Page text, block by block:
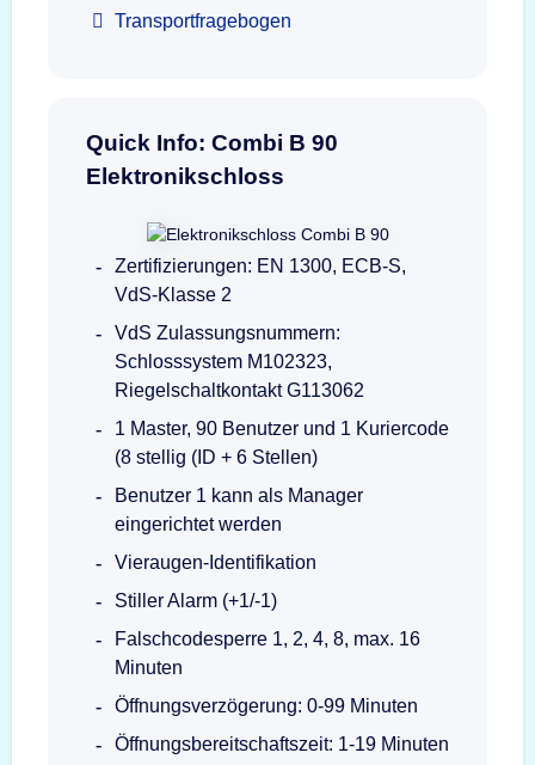
Transportfragebogen
Quick Info: Combi B 90
Elektronikschloss
Zertifizierungen: EN 1300, ECB-S,
VdS-Klasse 2
VdS Zulassungsnummern:
Schlosssystem M102323,
Riegelschaltkontakt G113062
1 Master, 90 Benutzer und 1 Kuriercode
(8 stellig (ID + 6 Stellen)
Benutzer 1 kann als Manager
eingerichtet werden
Vieraugen-Identifikation
Stiller Alarm (+1/-1)
Falschcodesperre 1, 2, 4, 8, max. 16
Minuten
Öffnungsverzögerung: 0-99 Minuten
Öffnungsbereitschaftszeit: 1-19 Minuten